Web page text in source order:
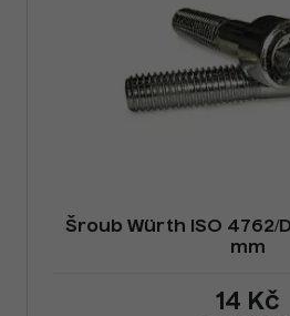
Šroub Würth ISO 4762/
mm
14 Kč